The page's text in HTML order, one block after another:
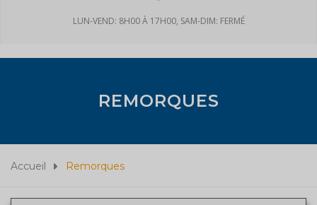
LUN-VEND: 8H00 À 17H00, SAM-DIM: FERMÉ
REMORQUES
Accueil Remorques